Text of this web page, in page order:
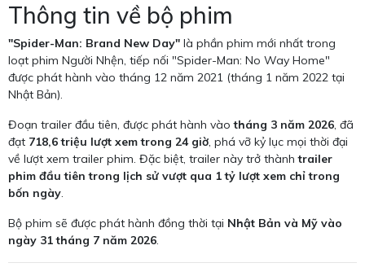
Thông tin về bộ phim
"Spider-Man: Brand New Day" là phần phim mới nhất trong
loạt phim Người Nhện, tiếp nối "Spider-Man: No Way Home"
được phát hành vào tháng 12 năm 2021 (tháng 1 năm 2022 tại
Nhật Bản).
Đoạn trailer đầu tiên, được phát hành vàotháng 3 năm 2026, đã
đạt 718,6 triệu lượt xem trong 24 giờ, phá vỡ kỷ lục mọi thời đại
về lượt xem trailer phim. Đặc biệt, trailer này trở thànhtrailer
phim đầu tiên trong lịch sử vượt qua 1 tỷ lượt xem chỉ trong
bốn ngày.
Bộ phim sẽ được phát hành đồng thời tại Nhật Bản và Mỹ vào
ngày 31 tháng 7 năm 2026.